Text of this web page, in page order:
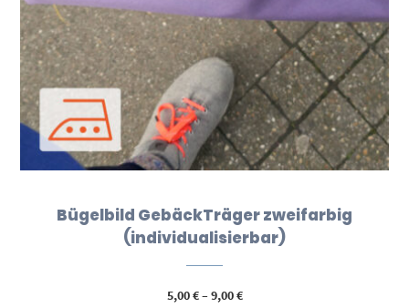
Bügelbild GebäckTräger zweifarbig
(individualisierbar)
5,00€–9,00€Preisspanne: